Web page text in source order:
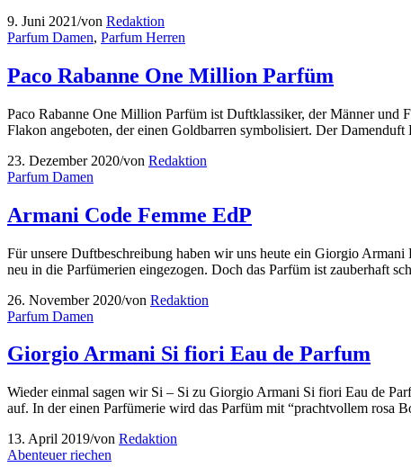
9. Juni 2021/von Redaktion
Parfum Damen, Parfum Herren
Paco Rabanne One Million Parfüm
Paco Rabanne One Million Parfüm ist Duftklassiker, der Männer und
Flakon angeboten, der einen Goldbarren symbolisiert. Der
23. Dezember 2020/von Redaktion
Parfum Damen
Armani Code Femme EdP
Für unsere Duftbeschreibung haben wir uns heute ein Giorgio
neu in die Parfümerien eingezogen. Doch das Parfüm ist zauberhaft
26. November 2020/von Redaktion
Parfum Damen
Giorgio Armani Si fiori Eau de Parfum
Wieder einmal sagen wir Si – Si zu Giorgio Armani Si fiori Eau de
auf. In der einen Parfümerie wird das Parfüm mit “prachtvollem rosa
13. April 2019/von Redaktion
Abenteuer riechen